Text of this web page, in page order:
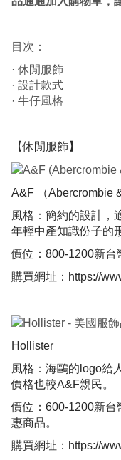
目次：
· 休閒服飾
· 設計款式
· 牛仔風格
【休閒服飾】
A&F （Abercrombie
風格：簡約的設計，
年輕中產知識份子的
價位：800-1200新台
購買網址： https://
Hollister
風格：海鷗的logo給
價格也較A&F親民。
價位：600-1200新台
惠商品。
購買網址： https://